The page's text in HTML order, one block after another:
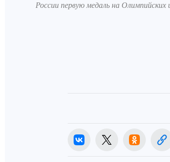
России первую медаль на Олимпийских